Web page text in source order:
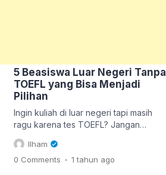
5 Beasiswa Luar Negeri Tanpa
TOEFL yang Bisa Menjadi
Pilihan
Ingin kuliah di luar negeri tapi masih
ragu karena tes TOEFL? Jangan
khawatir, kamu tidak sendirian! Banyak
orang yang bercita-cita melanjutkan
studi ke luar negeri, tetapi terhambat
Ilham
0 Comments . 1 tahun ago